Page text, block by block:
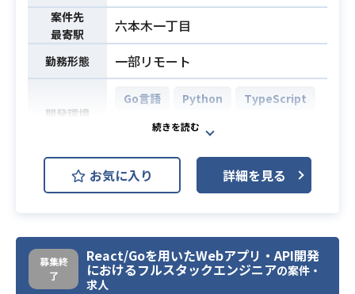
必須スキル
・Androidアプリ開発の実務経験：3
年以上
・Composeの経験2年以上
・Android専任としてキャリアを積ま
れてこられた方
・Android Jetpack
・Compose
・Activity, Fragment
・ViewModel
・Kotlin Coroutines
・Flow, Channel
・Admob
案件先
最寄駅
六本木一丁目
勤務形態 一部リモート
開発環境
Go言語 Python
TypeScript
Node.js
React.js
自動応答AIボイスボットおよびAI応
答支援アプリの開発において、
CTO直下の環境にて、AIコーディン
グツールを活用しながら、スピード
お気に入り 詳細を見る
募集終
了
React/Goを用いたWebアプリ・API開発
におけるフルスタックエンジニアの案件・
求人